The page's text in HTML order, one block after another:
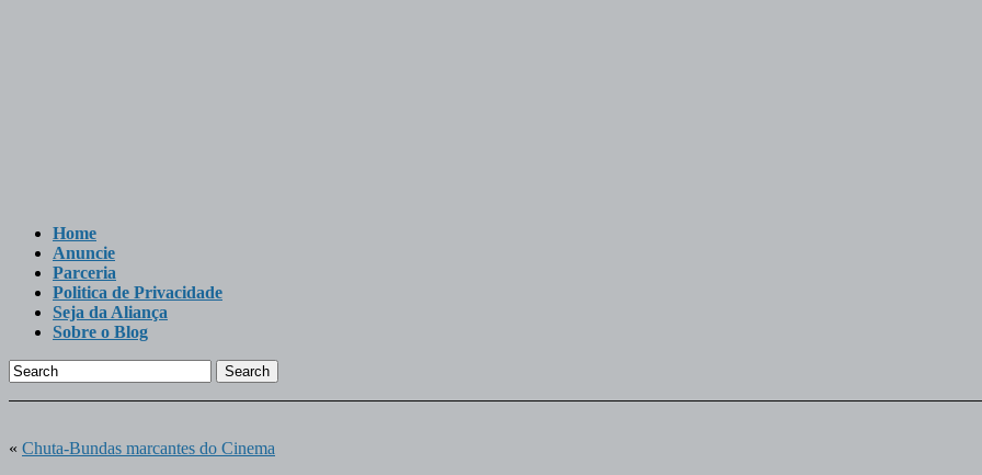
Home
Anuncie
Parceria
Politica de Privacidade
Seja da Aliança
Sobre o Blog
Search
« Chuta-Bundas marcantes do Cinema